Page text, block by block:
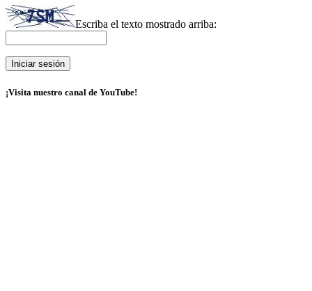
Escriba el texto mostrado arriba:
¡Visita nuestro canal de YouTube!